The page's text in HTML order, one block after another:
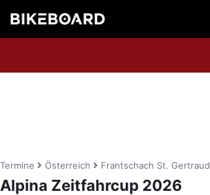
Termine Österreich Frantschach St. Gertraud
Alpina Zeitfahrcup 2026